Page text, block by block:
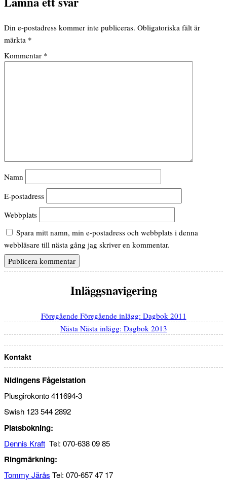
Din e-postadress kommer inte publiceras. Obligatoriska fält är
märkta *
Kommentar *
Namn
E-postadress
Webbplats
Spara mitt namn, min e-postadress och webbplats i denna
webbläsare till nästa gång jag skriver en kommentar.
Inläggsnavigering
Föregående Föregående inlägg: Dagbok 2011
Nästa Nästa inlägg: Dagbok 2013
Kontakt
Nidingens Fågelstation
Plusgirokonto 411694-3
Swish 123 544 2892
Platsbokning:
Dennis Kraft Tel: 070-638 09 85
Ringmärkning:
Tommy Järås Tel: 070-657 47 17